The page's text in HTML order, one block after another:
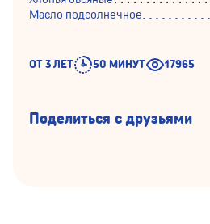
Масло подсолнечное
ОТ 3 ЛЕТ 50 МИНУТ 17965
Поделиться с друзьями